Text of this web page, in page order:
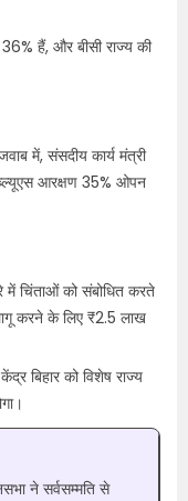
36% हैं, और बीसी राज्य की
में, संसदीय कार्य मंत्री
आरक्षण 35% ओपन
में चिंताओं को संबोधित करते
करने के लिए ₹2.5 लाख
बिहार को विशेष राज्य
ने सर्वसम्मति से